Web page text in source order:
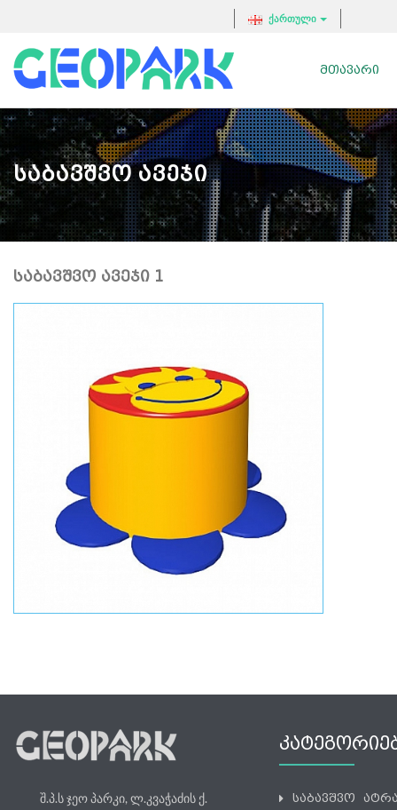
ქართული
ᲛᲗᲐᲕᲐᲠᲘ
Საბავშვო Ავეჯი
ᲡᲐᲑᲐᲕᲨᲕᲝ ᲐᲕᲔᲯᲘ 1
შ.პ.ს ჯეო პარკი, ლ.კვაჭაძის ქ.
საბავშვო